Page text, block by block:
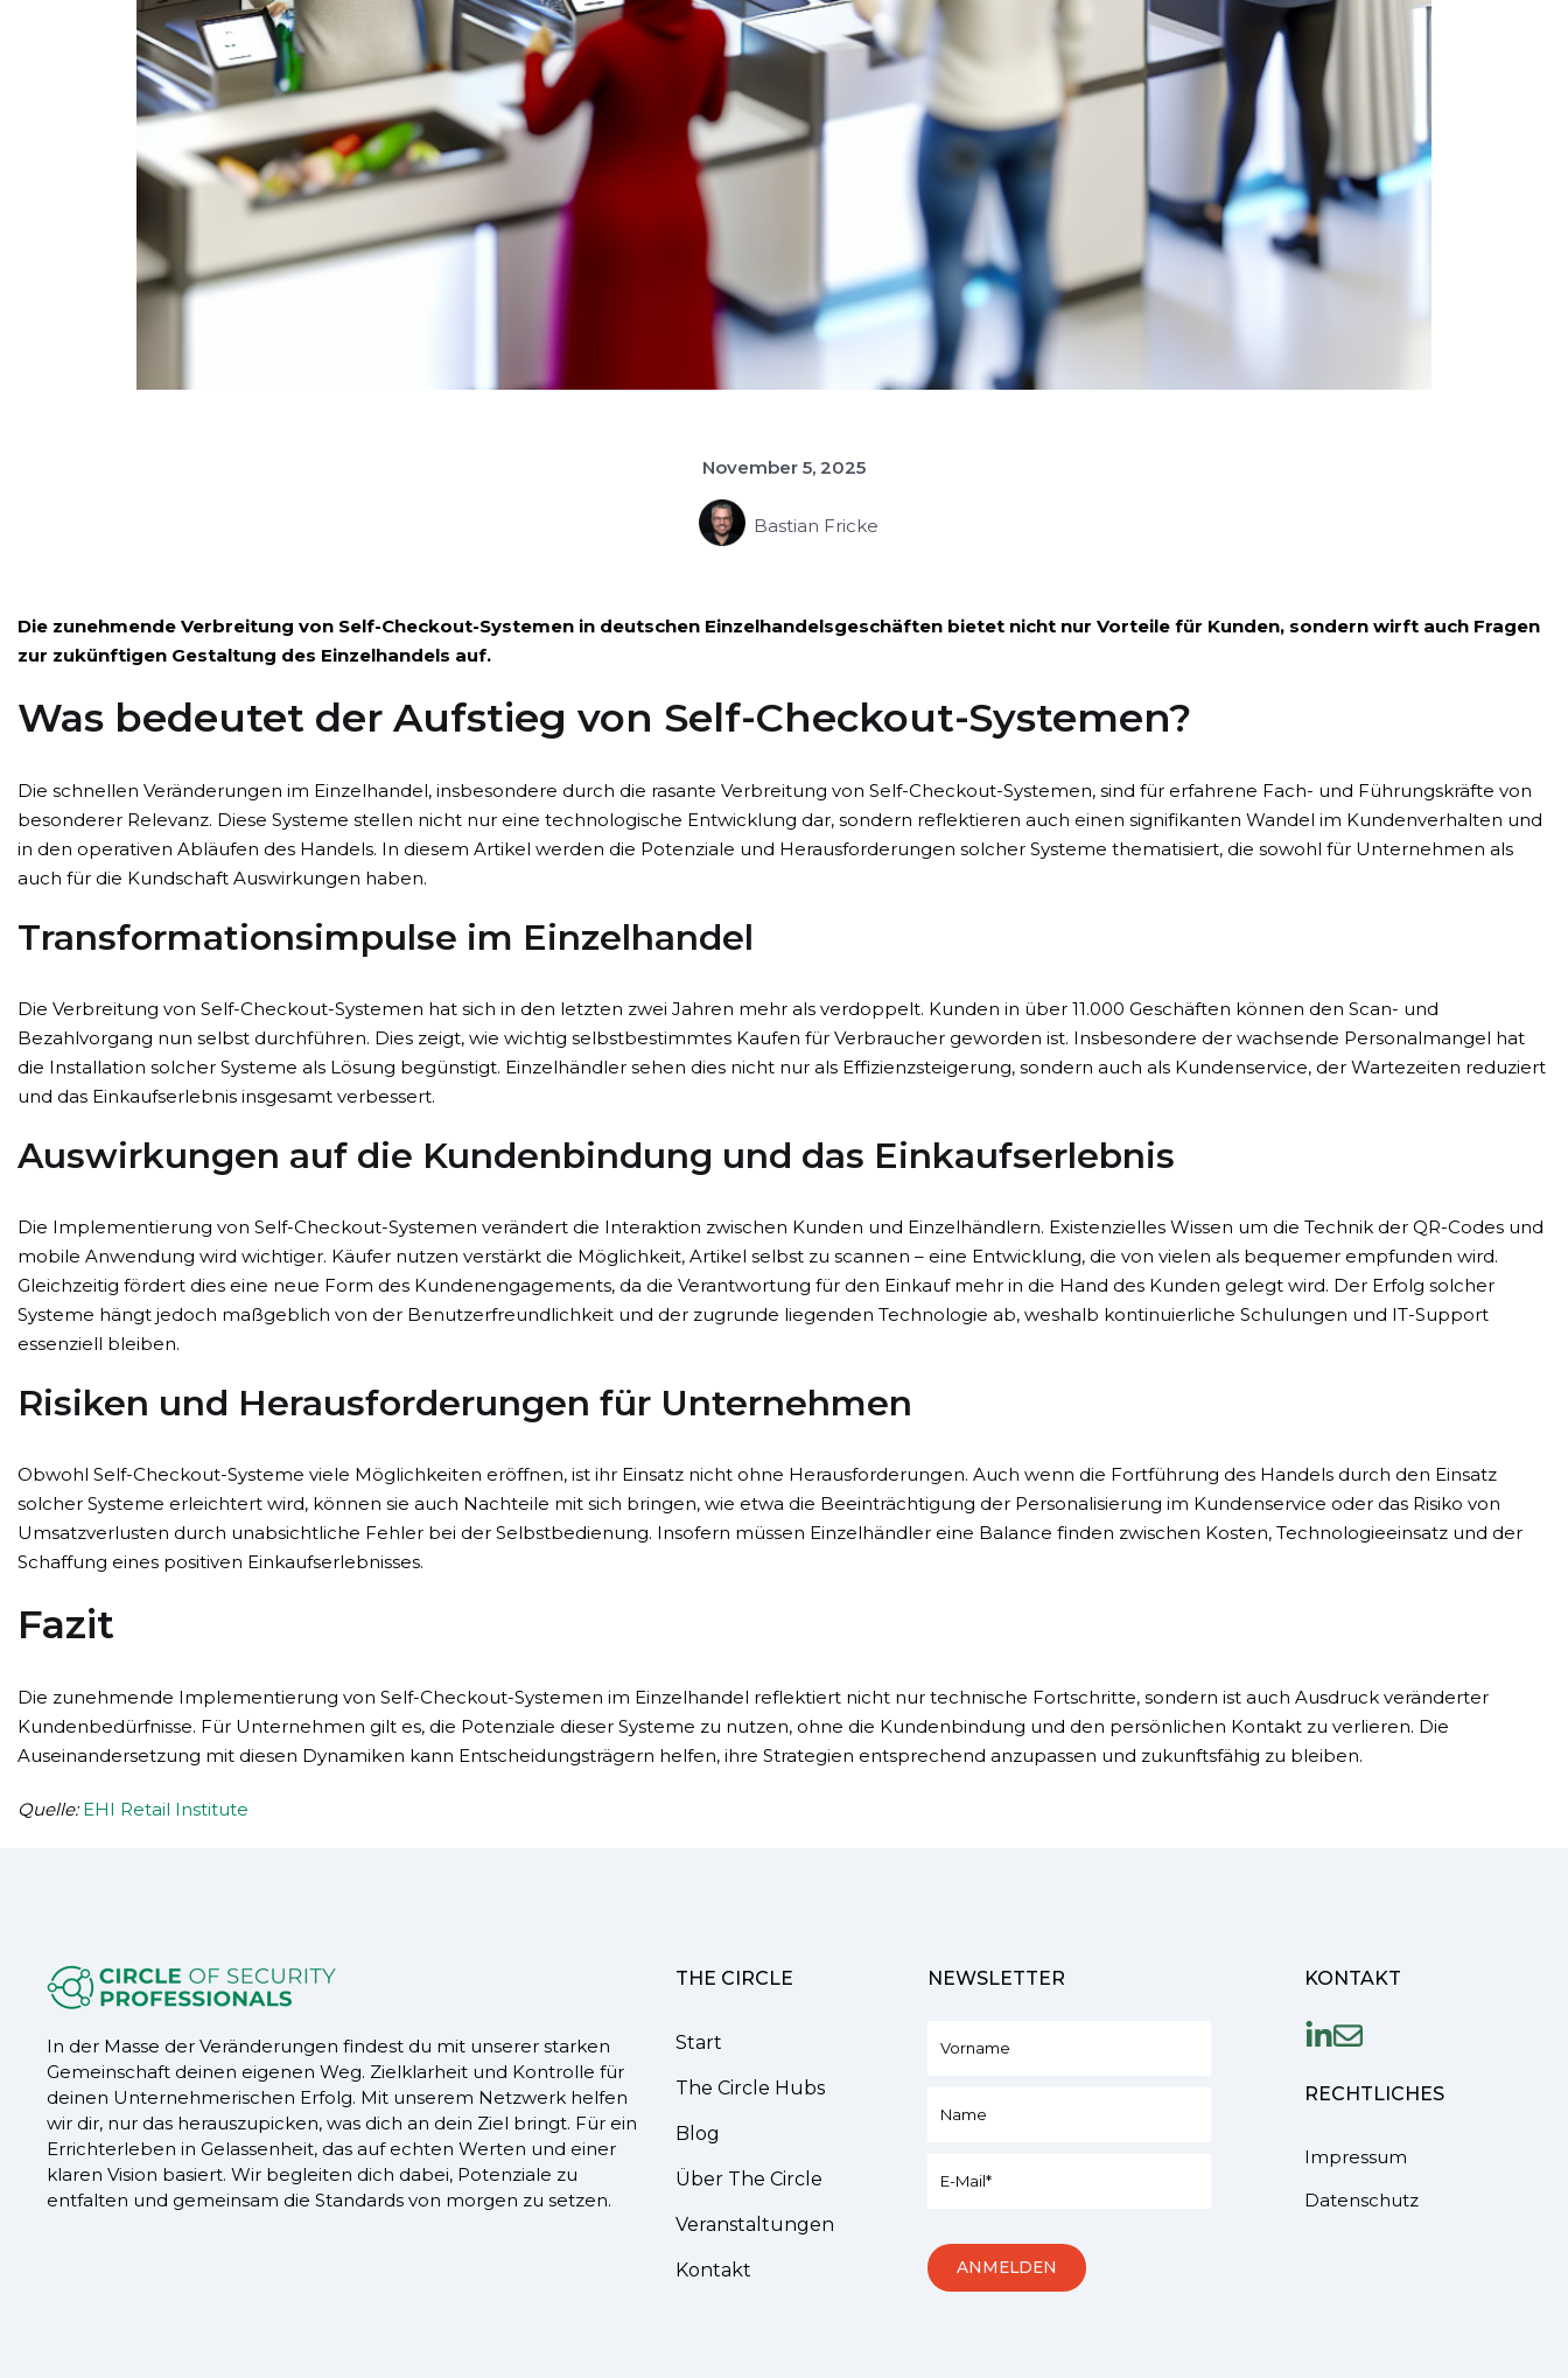
November 5, 2025
Bastian Fricke
Die zunehmende Verbreitung von Self-Checkout-Systemen in deutschen Einzelhandelsgeschäften bietet nicht nur Vorteile für Kunden, sondern wirft auch Fragen
zur zukünftigen Gestaltung des Einzelhandels auf.
Was bedeutet der Aufstieg von Self-Checkout-Systemen?
Die schnellen Veränderungen im Einzelhandel, insbesondere durch die rasante Verbreitung von Self-Checkout-Systemen, sind für erfahrene Fach- und Führungskräfte von
besonderer Relevanz. Diese Systeme stellen nicht nur eine technologische Entwicklung dar, sondern reflektieren auch einen signifikanten Wandel im Kundenverhalten und
in den operativen Abläufen des Handels. In diesem Artikel werden die Potenziale und Herausforderungen solcher Systeme thematisiert, die sowohl für Unternehmen als
auch für die Kundschaft Auswirkungen haben.
Transformationsimpulse im Einzelhandel
Die Verbreitung von Self-Checkout-Systemen hat sich in den letzten zwei Jahren mehr als verdoppelt. Kunden in über 11.000 Geschäften können den Scan- und
Bezahlvorgang nun selbst durchführen. Dies zeigt, wie wichtig selbstbestimmtes Kaufen für Verbraucher geworden ist. Insbesondere der wachsende Personalmangel hat
die Installation solcher Systeme als Lösung begünstigt. Einzelhändler sehen dies nicht nur als Effizienzsteigerung, sondern auch als Kundenservice, der Wartezeiten reduziert
und das Einkaufserlebnis insgesamt verbessert.
Auswirkungen auf die Kundenbindung und das Einkaufserlebnis
Die Implementierung von Self-Checkout-Systemen verändert die Interaktion zwischen Kunden und Einzelhändlern. Existenzielles Wissen um die Technik der QR-Codes und
mobile Anwendung wird wichtiger. Käufer nutzen verstärkt die Möglichkeit, Artikel selbst zu scannen – eine Entwicklung, die von vielen als bequemer empfunden wird.
Gleichzeitig fördert dies eine neue Form des Kundenengagements, da die Verantwortung für den Einkauf mehr in die Hand des Kunden gelegt wird. Der Erfolg solcher
Systeme hängt jedoch maßgeblich von der Benutzerfreundlichkeit und der zugrunde liegenden Technologie ab, weshalb kontinuierliche Schulungen und IT-Support
essenziell bleiben.
Risiken und Herausforderungen für Unternehmen
Obwohl Self-Checkout-Systeme viele Möglichkeiten eröffnen, ist ihr Einsatz nicht ohne Herausforderungen. Auch wenn die Fortführung des Handels durch den Einsatz
solcher Systeme erleichtert wird, können sie auch Nachteile mit sich bringen, wie etwa die Beeinträchtigung der Personalisierung im Kundenservice oder das Risiko von
Umsatzverlusten durch unabsichtliche Fehler bei der Selbstbedienung. Insofern müssen Einzelhändler eine Balance finden zwischen Kosten, Technologieeinsatz und der
Schaffung eines positiven Einkaufserlebnisses.
Fazit
Die zunehmende Implementierung von Self-Checkout-Systemen im Einzelhandel reflektiert nicht nur technische Fortschritte, sondern ist auch Ausdruck veränderter
Kundenbedürfnisse. Für Unternehmen gilt es, die Potenziale dieser Systeme zu nutzen, ohne die Kundenbindung und den persönlichen Kontakt zu verlieren. Die
Auseinandersetzung mit diesen Dynamiken kann Entscheidungsträgern helfen, ihre Strategien entsprechend anzupassen und zukunftsfähig zu bleiben.
Quelle:EHI Retail Institute
In der Masse der Veränderungen findest du mit unserer starken
Gemeinschaft deinen eigenen Weg. Zielklarheit und Kontrolle für
deinen Unternehmerischen Erfolg. Mit unserem Netzwerk helfen
wir dir, nur das herauszupicken, was dich an dein Ziel bringt. Für ein
Errichterleben in Gelassenheit, das auf echten Werten und einer
klaren Vision basiert. Wir begleiten dich dabei, Potenziale zu
entfalten und gemeinsam die Standards von morgen zu setzen.
THE CIRCLE
Start
The Circle Hubs
Blog
Über The Circle
Veranstaltungen
Kontakt
NEWSLETTER KONTAKT
RECHTLICHES
Impressum
Datenschutz